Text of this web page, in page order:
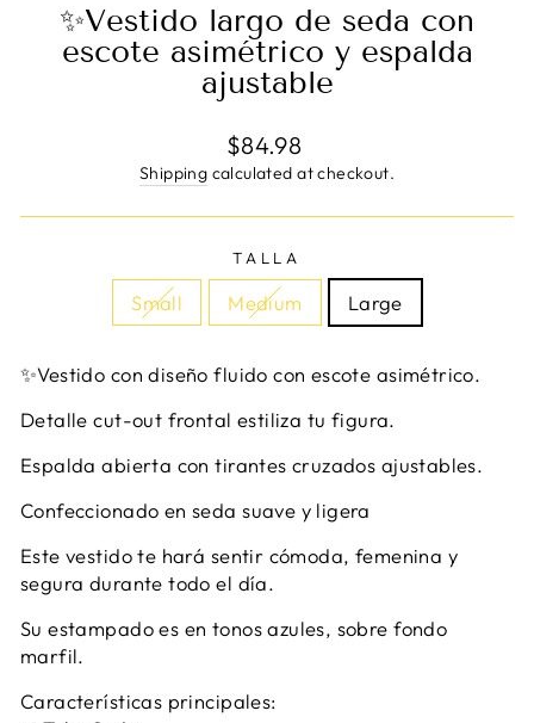
✨Vestido largo de seda con
escote asimétrico y espalda
ajustable
Regular
price
$84.98
Shipping calculated at checkout.
TALLA
Small Medium Large
✨Vestido con diseño fluido con escote asimétrico.
Detalle cut-out frontal estiliza tu figura.
Espalda abierta con tirantes cruzados ajustables.
Confeccionado en seda suave y ligera
Este vestido te hará sentir cómoda, femenina y
segura durante todo el día.
Su estampado es en tonos azules, sobre fondo
marfil.
Características principales: